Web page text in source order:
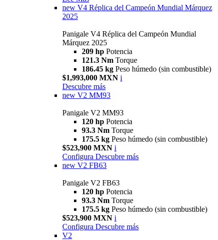
new V4 Réplica del Campeón Mundial Márquez
2025
Panigale V4 Réplica del Campeón Mundial
Márquez 2025
209 hp Potencia
121.3 Nm Torque
186.45 kg Peso húmedo (sin combustible)
$1,993,000 MXN i
Descubre más
new V2 MM93
Panigale V2 MM93
120 hp Potencia
93.3 Nm Torque
175.5 kg Peso húmedo (sin combustible)
$523,900 MXN i
Configura Descubre más
new V2 FB63
Panigale V2 FB63
120 hp Potencia
93.3 Nm Torque
175.5 kg Peso húmedo (sin combustible)
$523,900 MXN i
Configura Descubre más
V2